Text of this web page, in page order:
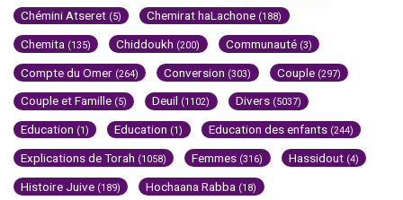
Chémini Atseret (5) Chemirat haLachone (188)
Chemita (135) Chiddoukh (200) Communauté (3)
Compte du Omer (264) Conversion (303) Couple (297)
Couple et Famille (5) Deuil (1102) Divers (5037)
Education (1) Education (1) Education des enfants (244)
Explications de Torah (1058) Femmes (316) Hassidout (4)
Histoire Juive (189) Hochaana Rabba (18)